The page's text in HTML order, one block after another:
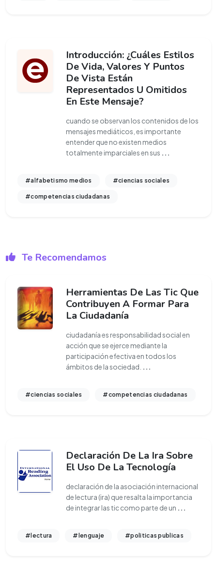
Introducción: ¿Cuáles Estilos
De Vida, Valores Y Puntos
De Vista Están
Representados U Omitidos
En Este Mensaje?
cuando se observan los contenidos de los
mensajes mediáticos, es importante
entender que no existen medios
totalmente imparciales en sus
#alfabetismo medios #ciencias sociales
#competencias ciudadanas
Te Recomendamos
Herramientas De Las Tic Que
Contribuyen A Formar Para
La Ciudadanía
ciudadanía es responsabilidad social en
acción que se ejerce mediante la
participación efectiva en todos los
ámbitos de la sociedad.
#ciencias sociales #competencias ciudadanas
Declaración De La Ira Sobre
El Uso De La Tecnología
declaración de la asociación internacional
de lectura (ira) que resalta la importancia
de integrar las tic como parte de un
#lectura #lenguaje #politicas publicas